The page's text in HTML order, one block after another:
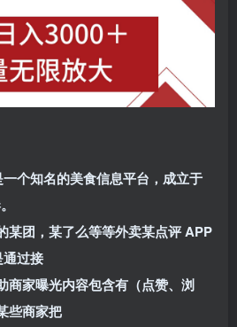
个知名的美食信息平台，成立于
某团，某了么等等外卖某点评 APP
过接
商家曝光内容包含有（点赞、浏
些商家把